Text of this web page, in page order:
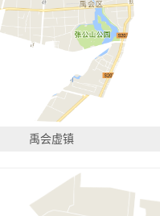
禹会虚镇